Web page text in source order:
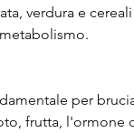
verdura e
per
frutta, l'ormone